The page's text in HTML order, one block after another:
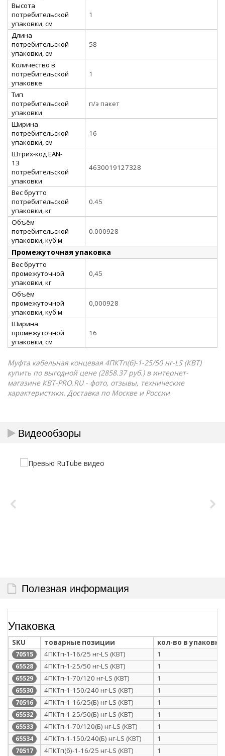
Высота
потребительской
упаковки, см
1
Длина
потребительской
упаковки, см
58
Количество в
потребительской
упаковке
1
Тип
потребительской
упаковки
п/э пакет
Ширина
потребительской
упаковки, см
16
Штрих-код EAN-
13
потребительской
упаковки
4630019127328
Вес брутто
потребительской
упаковки, кг
0.45
Объём
потребительской
упаковки, куб.м
0.000928
Промежуточная упаковка
Вес брутто
промежуточной
упаковки, кг
0,45
Объём
промежуточной
упаковки, куб.м
0,000928
Ширина
промежуточной
упаковки, см
16
Муфта кабельная концевая 4ПКТп(б)-1-25/50 нг-LS (КВТ)
купить по выгодной цене (2858.37 руб.) в интернет-
магазине КВТ-PRO.RU - фото, отзывы, технические
характеристики. Доставка по Москве и России
Видеообзоры
Полезная информация
Упаковка
SKU товарные позиции кол-во в упаковке
70515 4ПКТп-1-16/25 нг-LS (КВТ) 1
65528 4ПКТп-1-25/50 нг-LS (КВТ) 1
65529 4ПКТп-1-70/120 нг-LS (КВТ) 1
65530 4ПКТп-1-150/240 нг-LS (КВТ) 1
70516 4ПКТп-1-16/25(Б) нг-LS (КВТ) 1
65532 4ПКТп-1-25/50(Б) нг-LS (КВТ) 1
65533 4ПКТп-1-70/120(Б) нг-LS (КВТ) 1
65534 4ПКТп-1-150/240(Б) нг-LS (КВТ) 1
70517 4ПКТп(б)-1-16/25 нг-LS (КВТ) 1